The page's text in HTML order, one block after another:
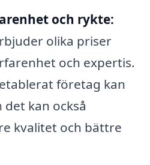
och rykte:
olika priser
och expertis.
företag kan
det kan också
kvalitet och bättre